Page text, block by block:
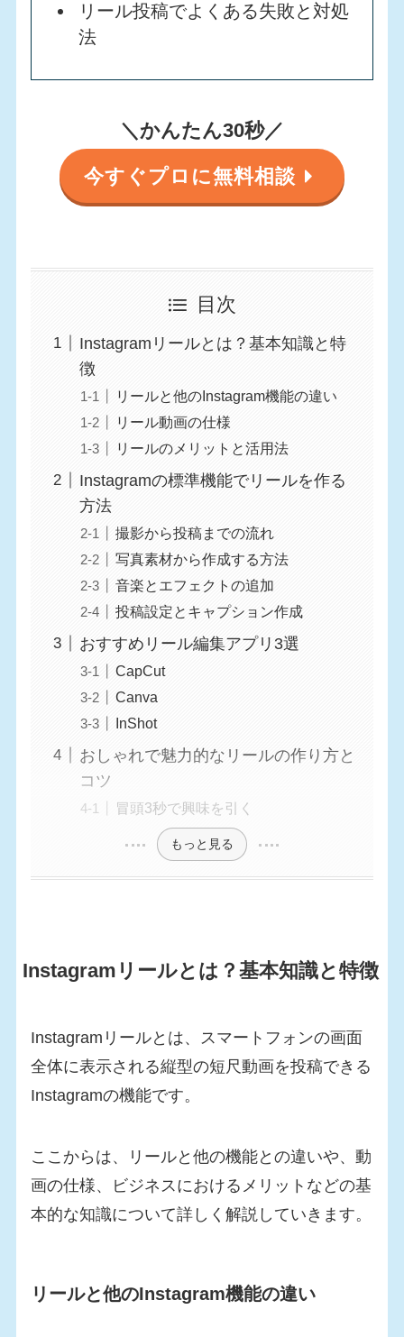
リール投稿でよくある失敗と対処
法
＼かんたん30秒／
今すぐプロに無料相談
目次
Instagramリールとは？基本知識と特
徴
リールと他のInstagram機能の違い
リール動画の仕様
リールのメリットと活用法
Instagramの標準機能でリールを作る
方法
撮影から投稿までの流れ
写真素材から作成する方法
音楽とエフェクトの追加
投稿設定とキャプション作成
おすすめリール編集アプリ3選
CapCut
Canva
InShot
おしゃれで魅力的なリールの作り方と
コツ
冒頭3秒で興味を引く
もっと見る
Instagramリールとは？基本知識と特徴
Instagramリールとは、スマートフォンの画面
全体に表示される縦型の短尺動画を投稿できる
Instagramの機能です。
ここからは、リールと他の機能との違いや、動
画の仕様、ビジネスにおけるメリットなどの基
本的な知識について詳しく解説していきます。
リールと他のInstagram機能の違い